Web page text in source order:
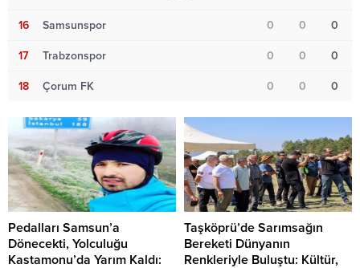
16 Samsunspor 0 0 0
17 Trabzonspor 0 0 0
18 Çorum FK 0 0 0
Pedalları Samsun’a
Dönecekti, Yolculuğu
Kastamonu’da Yarım Kaldı:
Taşköprü’de Sarımsağın
Bereketi Dünyanın
Renkleriyle Buluştu: Kültür,